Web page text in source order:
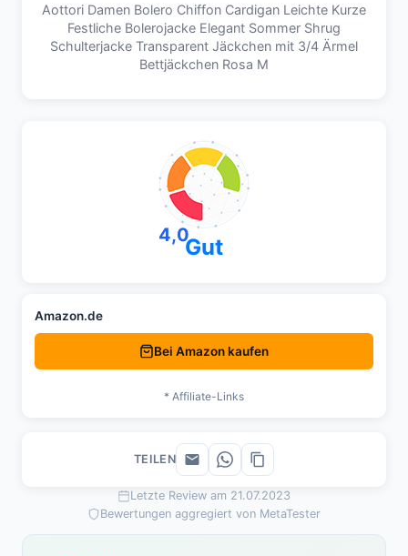
Aottori Damen Bolero Chiffon Cardigan Leichte Kurze
Festliche Bolerojacke Elegant Sommer Shrug
Schulterjacke Transparent Jäckchen mit 3/4 Ärmel
Bettjäckchen Rosa M
Letzte Review am 21.07.2023
Bewertungen aggregiert von MetaTester
4,0Gut
Amazon.de
Bei Amazon kaufen
* Affiliate-Links
TEILEN